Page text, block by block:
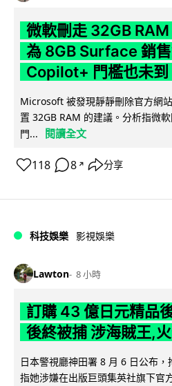
微軟刪走 32GB
為 8GB Surface 銷
Copilot+ 門檻也未到
Microsoft 被發現靜靜刪除官方網
置 32GB RAM 的建議。分析指微
門...
閱讀全文
118 8 ↗ 分享
科技娛樂 影視娛樂
Lawton 8 小時
訂購 43 億日元精品
後終被捕 涉海賊王,
日本警視廳神田署 8 月 6 日公布，
指她涉嫌在出版巨頭集英社旗下官